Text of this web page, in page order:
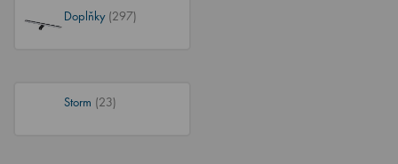
Doplňky (297)
Storm (23)